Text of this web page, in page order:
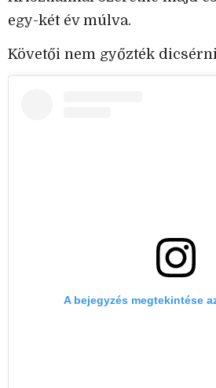
egy-két év múlva.
Követői nem győzték
A bejegyzés megtekintése